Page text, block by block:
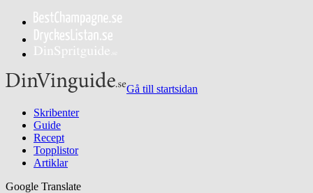
Gå till startsidan
Skribenter
Guide
Recept
Topplistor
Artiklar
Google Translate